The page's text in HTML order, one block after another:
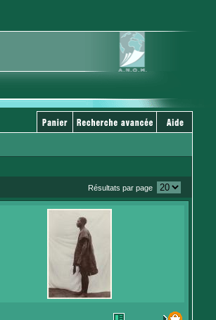
Résultats par page